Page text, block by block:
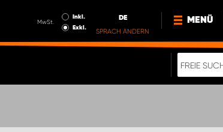
MwSt.
Inkl.
Exkl.
DE
SPRACH ÄNDERN
MENÜ
NEWS